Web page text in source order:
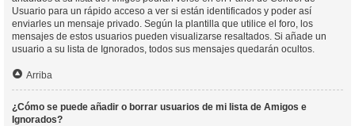
Usuario para un rápido acceso a ver si están identificados y poder así
enviarles un mensaje privado. Según la plantilla que utilice el foro, los
mensajes de estos usuarios pueden visualizarse resaltados. Si añade un
usuario a su lista de Ignorados, todos sus mensajes quedarán ocultos.
Arriba
¿Cómo se puede añadir o borrar usuarios de mi lista de Amigos e
Ignorados?